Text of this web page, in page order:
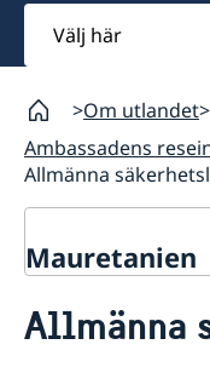
Välj
här
Om utlandet
Ambassadens
Allmänna
Mauretanien
Hjälp till
Allmänna